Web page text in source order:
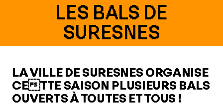
LES BALS DE
SURESNES
LA VILLE DE SURESNES ORGANISE
CETTE SAISON PLUSIEURS BALS
OUVERTS À TOUTES ET TOUS !